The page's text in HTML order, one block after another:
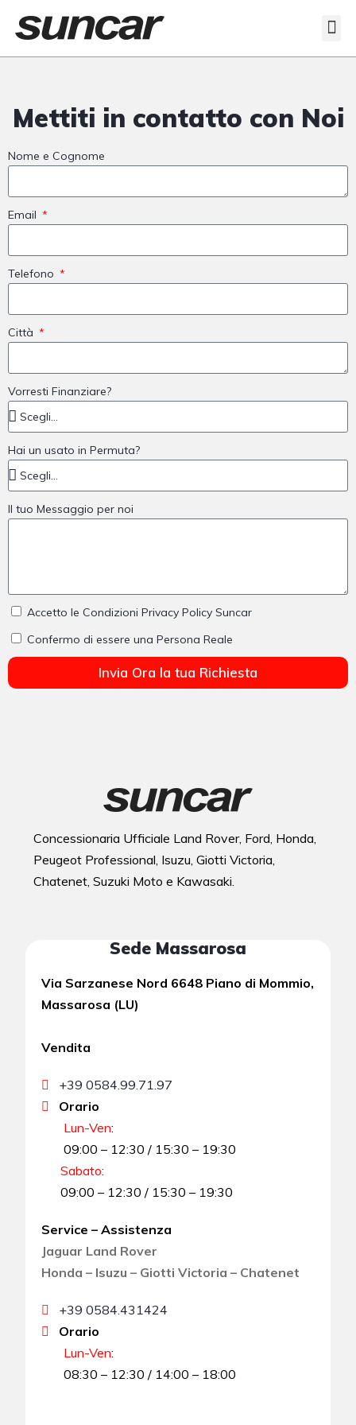
Mettiti in contatto con Noi
Nome e Cognome
Email
Telefono
Città
Vorresti Finanziare?
Hai un usato in Permuta?
Il tuo Messaggio per noi
Accetto le Condizioni Privacy Policy Suncar
Confermo di essere una Persona Reale
Invia Ora la tua Richiesta
Concessionaria Ufficiale Land Rover, Ford, Honda,
Peugeot Professional, Isuzu, Giotti Victoria,
Chatenet, Suzuki Moto e Kawasaki.
Sede Massarosa
Via Sarzanese Nord 6648 Piano di Mommio,
Massarosa (LU)
Vendita
+39 0584.99.71.97
Orario
Lun-Ven:
09:00 – 12:30 / 15:30 – 19:30
Sabato:
09:00 – 12:30 / 15:30 – 19:30
Service – Assistenza
Jaguar Land Rover
Honda – Isuzu – Giotti Victoria – Chatenet
+39 0584.431424
Orario
Lun-Ven:
08:30 – 12:30 / 14:00 – 18:00